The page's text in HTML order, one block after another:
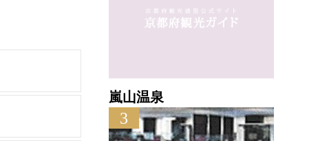
嵐山温泉
3